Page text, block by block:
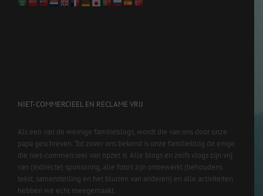
NIET-COMMERCIEEL EN RECLAME VRIJ
Als een van de weinige familieblogs, wordt die van ons door onze
papa geschreven. Tot zover ons bekend is onze familieblog de enige
die niet-commercieel van opzet is. Alle blogs en zelfs vlogs zijn vrij
van (indirecte) sponsoring, alle foto’s zijn onbewerkt (behoudens
tekst, samenstelling en het blurren van anderen) en alle activiteiten
hebben we echt meegemaakt.